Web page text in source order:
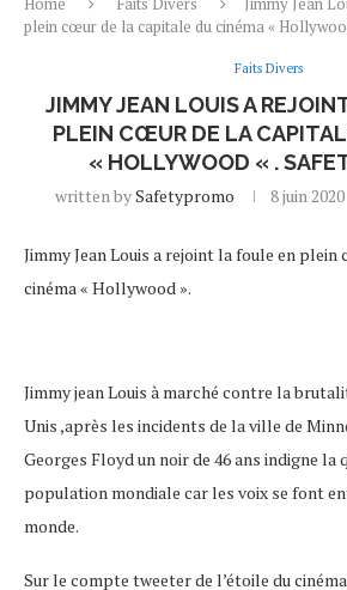
plein cœur de la capitale du cinéma «
Faits Divers
JIMMY JEAN LOUIS A
PLEIN CŒUR DE LA
« HOLLYWOOD « .
written bySafetypromo 8 juin 2020
Jimmy Jean Louis a rejoint la foule en
cinéma « Hollywood ».
Jimmy jean Louis à marché contre la
Unis ,après les incidents de la ville de
Georges Floyd un noir de 46 ans indigne
population mondiale car les voix se font
monde.
Sur le compte tweeter de l’étoile du